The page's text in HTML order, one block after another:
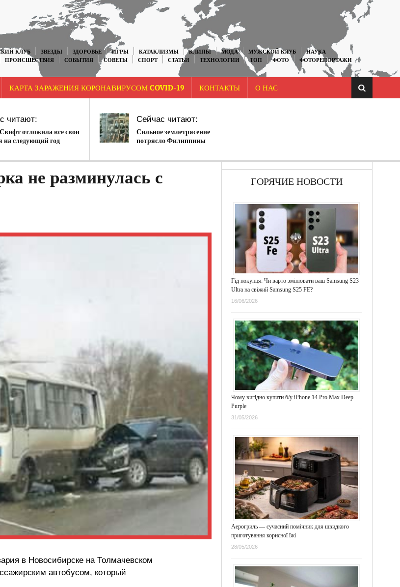
КЛУБ ЗВЕЗДЫ ЗДОРОВЬЕ ИГРЫ КАТАКЛИЗМЫ КЛИПЫ МОДА МУЖСКОЙ КЛУБ
НАУКА
ПРОИСШЕСТВИЯ СОБЫТИЯ СОВЕТЫ СПОРТ СТАТЬИ ТЕХНОЛОГИИ ТОП ФОТО
ФОТОРЕПОРТАЖИ
КАРТА ЗАРАЖЕНИЯ КОРОНАВИРУСОМ COVID-19 КОНТАКТЫ О НАС
читают:
отложила все свои
на следующий год
Сейчас читают:
Сильное землетрясение
потрясло Филиппины
не разминулась с
в Новосибирске на Толмачевском
автобусом, который
ГОРЯЧИЕ НОВОСТИ
Гід покупця: Чи варто змінювати ваш Samsung S23
Ultra на свіжий Samsung S25 FE?
16/06/2026
Чому вигідно купити б/у iPhone 14 Pro Max Deep
Purple
31/05/2026
Аерогриль — сучасний помічник для швидкого
приготування корисної їжі
28/05/2026